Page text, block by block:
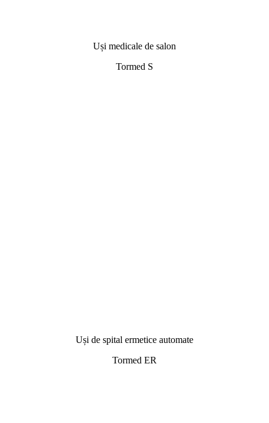
Uși medicale de salon
Tormed S
Uși de spital ermetice automate
Tormed ER